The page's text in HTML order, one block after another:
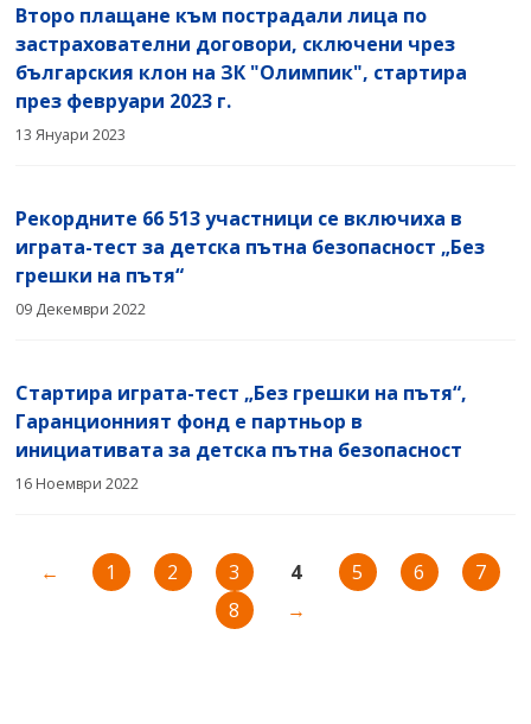
Второ плащане към пострадали лица по
застрахователни договори, сключени чрез
българския клон на ЗК "Олимпик", стартира
през февруари 2023 г.
13 Януари 2023
Рекордните 66 513 участници се включиха в
играта-тест за детска пътна безопасност „Без
грешки на пътя“
09 Декември 2022
Стартира играта-тест „Без грешки на пътя“,
Гаранционният фонд е партньор в
инициативата за детска пътна безопасност
16 Ноември 2022
← 1 2 3 4 5 6
7
8
→